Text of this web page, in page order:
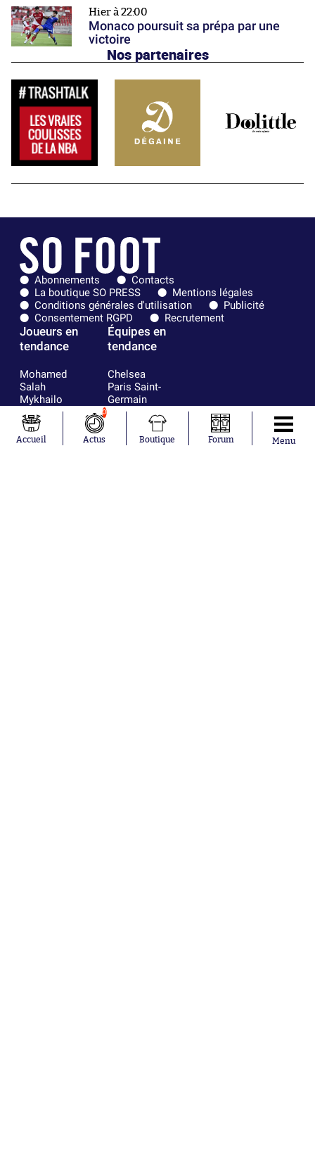
Hier à 22:00
Monaco poursuit sa prépa par une
victoire
Nos partenaires
Abonnements
Contacts
La boutique SO PRESS
Mentions légales
Conditions générales d'utilisation
Publicité
Consentement RGPD
Recrutement
Joueurs en
tendance
Mohamed
Salah
Mykhailo
Mudryk
Neymar
Khalis Merah
Équipes en
tendance
Chelsea
Paris Saint-
Germain
Bordeaux
Olympique
lyonnais
Accueil
0
Actus Boutique Forum Menu